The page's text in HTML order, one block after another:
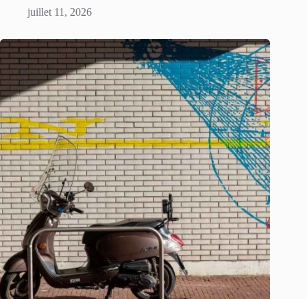
juillet 11, 2026